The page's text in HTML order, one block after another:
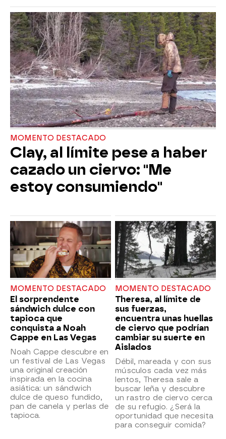
MOMENTO DESTACADO
Clay, al límite pese a haber
cazado un ciervo: "Me
estoy consumiendo"
MOMENTO DESTACADO
El sorprendente
sándwich dulce con
tapioca que
conquista a Noah
Cappe en Las Vegas
Noah Cappe descubre en
un festival de Las Vegas
una original creación
inspirada en la cocina
asiática: un sándwich
dulce de queso fundido,
pan de canela y perlas de
tapioca.
MOMENTO DESTACADO
Theresa, al límite de
sus fuerzas,
encuentra unas huellas
de ciervo que podrían
cambiar su suerte en
Aislados
Débil, mareada y con sus
músculos cada vez más
lentos, Theresa sale a
buscar leña y descubre
un rastro de ciervo cerca
de su refugio. ¿Será la
oportunidad que necesita
para conseguir comida?